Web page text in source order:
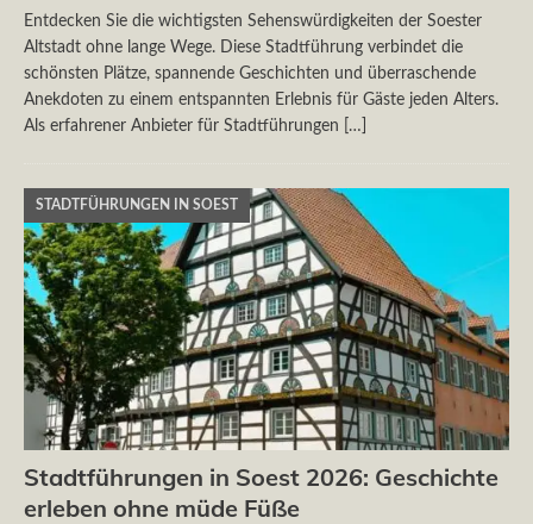
Entdecken Sie die wichtigsten Sehenswürdigkeiten der Soester
Altstadt ohne lange Wege. Diese Stadtführung verbindet die
schönsten Plätze, spannende Geschichten und überraschende
Anekdoten zu einem entspannten Erlebnis für Gäste jeden Alters.
Als erfahrener Anbieter für Stadtführungen
[…]
STADTFÜHRUNGEN IN SOEST
Stadtführungen in Soest 2026: Geschichte
erleben ohne müde Füße